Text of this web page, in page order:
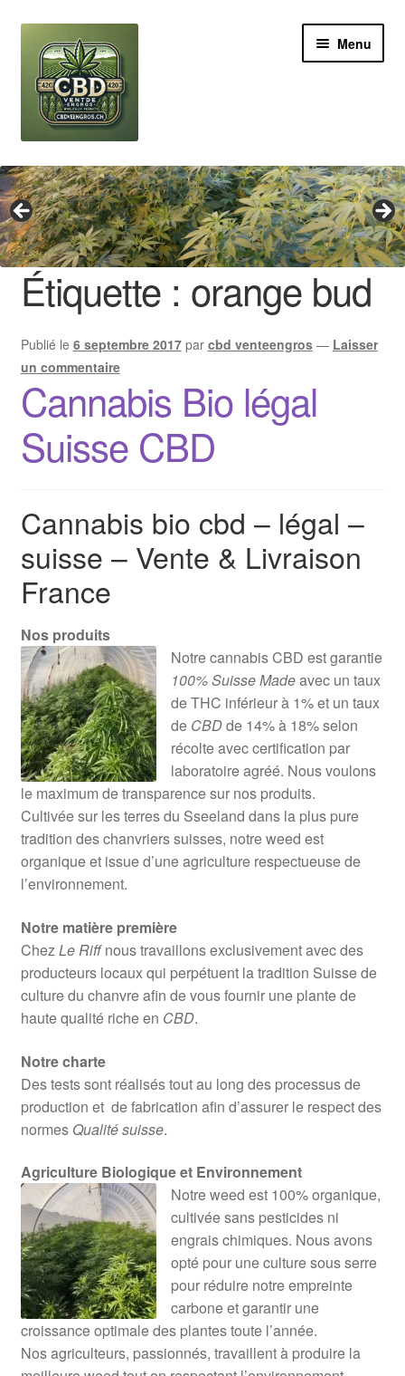
navigation
contenu
Menu
Revendeur
Grossiste Cannabis CBD
Huile de CBD
Boutures de CBD
Contact
Étiquette : orange bud
Publié le 6 septembre 2017 par cbd venteengros — Laisser
un commentaire
Cannabis Bio légal
Suisse CBD
Cannabis bio cbd – légal –
suisse – Vente & Livraison
France
Nos produits
Notre cannabis CBD est garantie
100% Suisse Madeavec un taux
de THC inférieur à 1% et un taux
deCBDde 14% à 18% selon
récolte avec certification par
laboratoire agréé. Nous voulons
le maximum de transparence sur nos produits.
Cultivée sur les terres du Sseeland dans la plus pure
tradition des chanvriers suisses, notre weed est
organique et issue d’une agriculture respectueuse de
l’environnement.
Notre matière première
ChezLe Riffnous travaillons exclusivement avec des
producteurs locaux qui perpétuent la tradition Suisse de
culture du chanvre afin de vous fournir une plante de
haute qualité riche en CBD.
Notre charte
Des tests sont réalisés tout au long des processus de
production et de fabrication afin d’assurer le respect des
normes Qualité suisse.
Agriculture Biologique et Environnement
Notre weed est 100% organique,
cultivée sans pesticides ni
engrais chimiques. Nous avons
opté pour une culture sous serre
pour réduire notre empreinte
carbone et garantir une
croissance optimale des plantes toute l’année.
Nos agriculteurs, passionnés, travaillent à produire la